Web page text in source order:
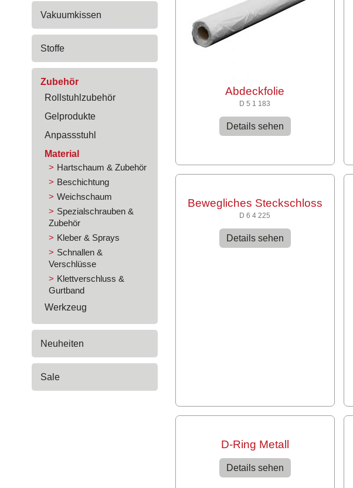
Abdeckfolie
D 5 1 183
Details sehen
Bewegliches Steckschloss
D 6 4 225
Details sehen
D-Ring Metall
Details sehen
Vakuumkissen
Stoffe
Zubehör
Rollstuhlzubehör
Gelprodukte
Anpassstuhl
Material
Hartschaum & Zubehör
Beschichtung
Weichschaum
Spezialschrauben &
Zubehör
Kleber & Sprays
Schnallen &
Verschlüsse
Klettverschluss &
Gurtband
Werkzeug
Neuheiten
Sale